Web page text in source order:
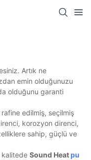
Artık ne
emin olduğunuzu
olduğunu garanti
edilmiş, seçilmiş
korozyon direnci,
sahip, güçlü ve
kalitede Sound Heatpu